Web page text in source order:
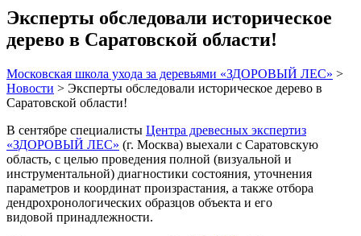
Эксперты обследовали историческое
дерево в Саратовской области!
Московская школа ухода за деревьями «ЗДОРОВЫЙ ЛЕС» >
Новости > Эксперты обследовали историческое дерево в
Саратовской области!
В сентябре специалисты Центра древесных экспертиз
«ЗДОРОВЫЙ ЛЕС» (г. Москва) выехали с Саратовскую
область, с целью проведения полной (визуальной и
инструментальной) диагностики состояния, уточнения
параметров и координат произрастания, а также отбора
дендрохронологических образцов объекта и его
видовой принадлежности.